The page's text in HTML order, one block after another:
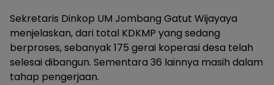
Sekretaris Dinkop UM Jombang Gatut Wijayaya
menjelaskan, dari total KDKMP yang sedang
berproses, sebanyak 175 gerai koperasi desa telah
selesai dibangun. Sementara 36 lainnya masih dalam
tahap pengerjaan.